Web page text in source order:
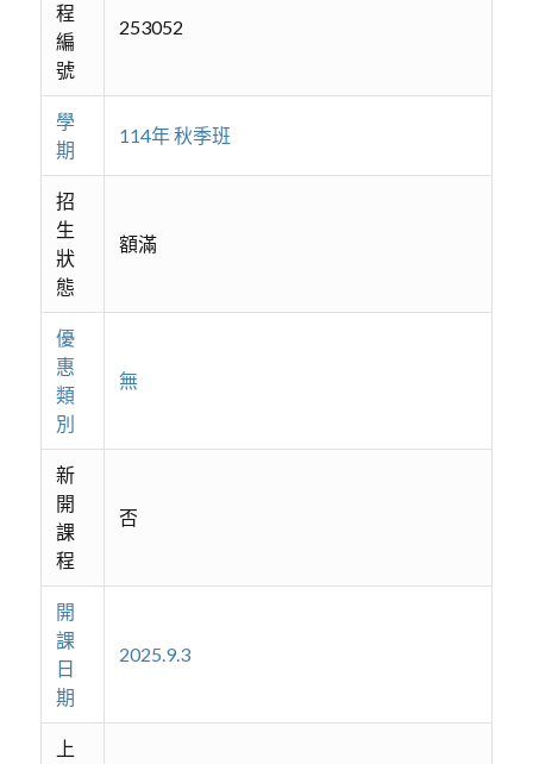
程
編
號
253052
學
期
114年 秋季班
招
生
狀
態
額滿
優
惠
類
別
無
新
開
課
程
否
開
課
日
期
2025.9.3
上